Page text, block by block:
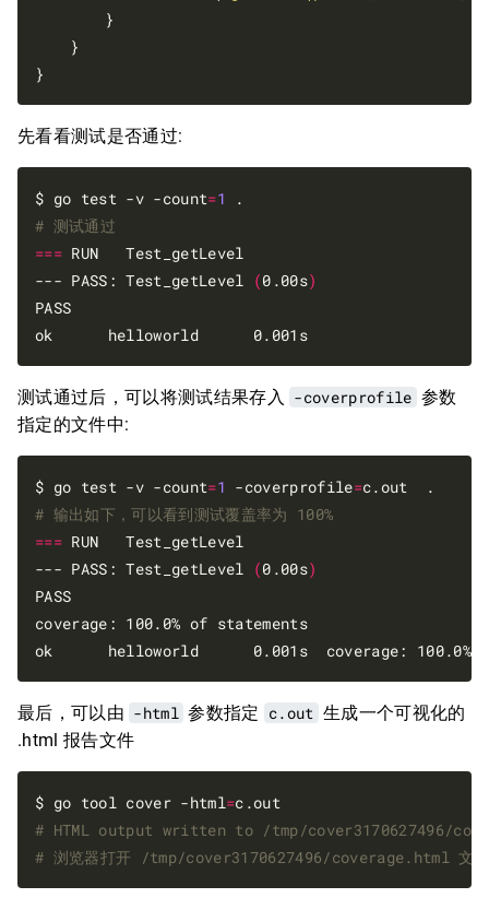
先看看测试是否通过:
$ go test -v -count=1
# 测试通过
=== RUN   Test_getLevel
--- PASS: Test_getLevel
(0.00s)
PASS
ok      helloworld      0.001s
测试通过后，可以将测试结果存入 -coverprofile 参数
指定的文件中:
$ go test -v -count=1 -coverprofile=
# 输出如下，可以看到测试覆盖率为 100%
=== RUN   Test_getLevel
--- PASS: Test_getLevel
(0.00s)
PASS
coverage: 100.0% of statements
最后，可以由 -html 参数指定 c.out 生成一个可视化的
.html 报告文件
$ go tool cover -html=
# HTML output written to /tmp/cover3170627496/
# 浏览器打开 /tmp/cover3170627496/coverage.html 文件